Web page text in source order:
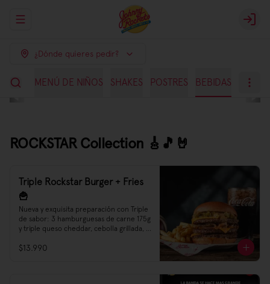
Abrir menu de navegación Login
¿Dónde quieres pedir?
MENÚ DE NIÑOS SHAKES POSTRES BEBIDAS
ROCKSTAR Collection 🎸🎵🤘
Triple Rockstar Burger + Fries
🍟
Nueva y exquisita preparación con Triple
de sabor: 3 hamburguesas de carne 175g
y triple queso cheddar, cebolla grillada,
Rockstar.
$13.990